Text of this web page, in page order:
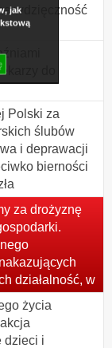
jakwdzięczność
do
Polski za
ślubów
i deprawacji
bierności
za drożyznę
działalność, w
życia
dzieci i